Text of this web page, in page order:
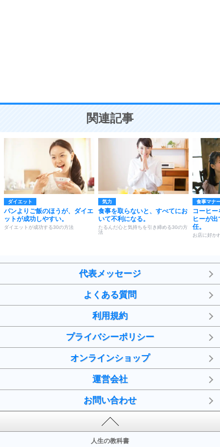
ことが大切。
関連記事
ダイエット
パンよりご飯のほうが、ダイエ
ットが成功しやすい。
ダイエットが成功する30の方法
気力
食事を取らないと、すべてにお
いて不利になる。
たるんだ心と気持ちを引き締める30の方
法
食事マナ
コーヒ
ヒーが
任。
お店に好か
代表メッセージ
よくある質問
利用規約
プライバシーポリシー
オンラインショップ
運営会社
お問い合わせ
人生の教科書